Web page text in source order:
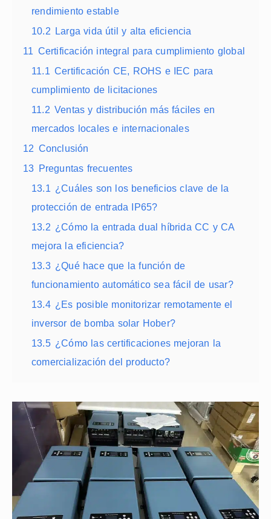
rendimiento estable
10.2 Larga vida útil y alta eficiencia
11 Certificación integral para cumplimiento global
11.1 Certificación CE, ROHS e IEC para
cumplimiento de licitaciones
11.2 Ventas y distribución más fáciles en
mercados locales e internacionales
12 Conclusión
13 Preguntas frecuentes
13.1 ¿Cuáles son los beneficios clave de la
protección de entrada IP65?
13.2 ¿Cómo la entrada dual híbrida CC y CA
mejora la eficiencia?
13.3 ¿Qué hace que la función de
funcionamiento automático sea fácil de usar?
13.4 ¿Es posible monitorizar remotamente el
inversor de bomba solar Hober?
13.5 ¿Cómo las certificaciones mejoran la
comercialización del producto?